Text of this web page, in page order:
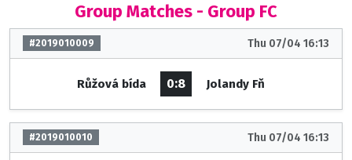
Group Matches - Group FC
#2019010009 Thu 07/04 16:13
Růžová bída 0:8 Jolandy Fň
#2019010010 Thu 07/04 16:13